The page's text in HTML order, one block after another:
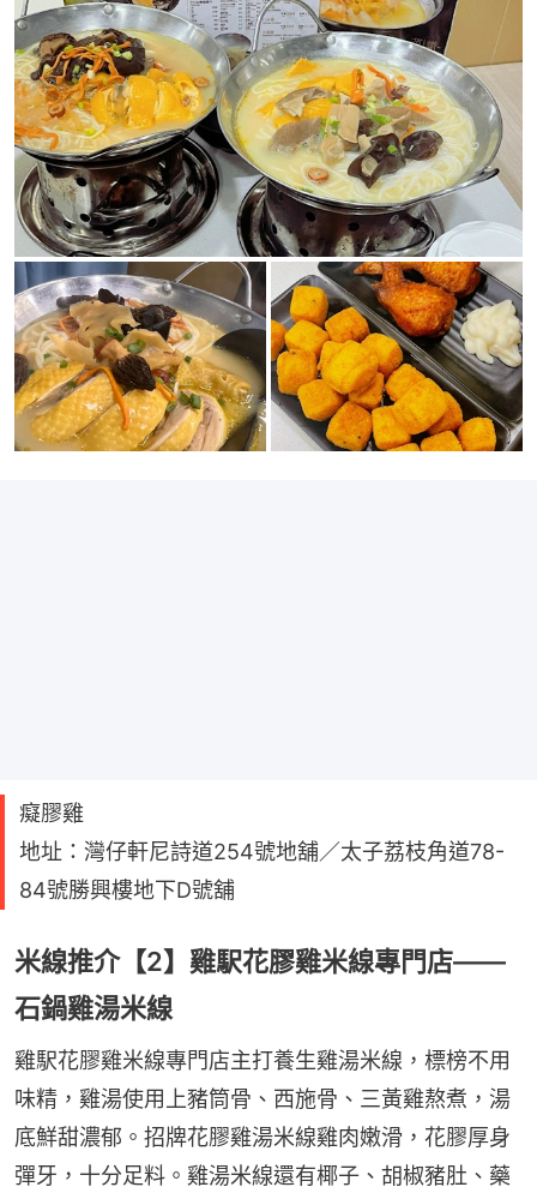
癡膠雞
地址：灣仔軒尼詩道254號地舖／太子荔枝角道78-
84號勝興樓地下D號舖
米線推介【2】雞駅花膠雞米線專門店——
石鍋雞湯米線
雞駅花膠雞米線專門店主打養生雞湯米線，標榜不用
味精，雞湯使用上豬筒骨、西施骨、三黃雞熬煮，湯
底鮮甜濃郁。招牌花膠雞湯米線雞肉嫩滑，花膠厚身
彈牙，十分足料。雞湯米線還有椰子、胡椒豬肚、藥